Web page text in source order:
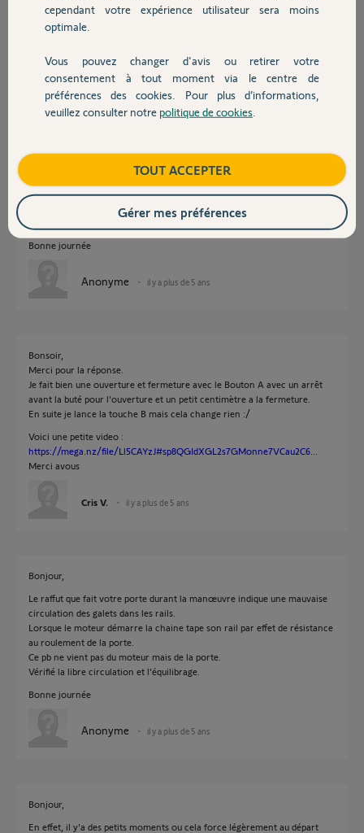
Devis avec un pro
Contact
Bonjour,
Votre porte est une Artens de chez LM.
Il faudra la refaire en veillant surtout à lâcher la touche "a" juste avant
que la panneau supérieur ne vienne en contact avec le joint de dormant
(~1cm).
Actuellement, la chaine est trop en traction porte fermée, ce qui crée
Bonne journée
Anonyme il y a plus de 5 ans
Bonsoir,
Merci pour la réponse.
Je fait bien une ouverture et fermeture avec le Bouton A avec un arrêt
avant la buté pour l'ouverture et un petit centimètre a la fermeture.
En suite je lance la touche B mais cela change rien :/
Voici une petite video :
https://mega.nz/file/Ll5CAYzJ#sp8QGIdXGL2s7GMonne7VCau2C6...
Merci avous
Cris V. il y a plus de 5 ans
Bonjour,
Le raffut que fait votre porte durant la manœuvre indique une mauvaise
circulation des galets dans les rails.
Lorsque le moteur démarre la chaine tape son rail par effet de résistance
au roulement de la porte.
Ce pb ne vient pas du moteur mais de la porte.
Vérifié la libre circulation et l'équilibrage.
Bonne journée
Anonyme il y a plus de 5 ans
Bonjour,
En effet, il y'a des petits moments ou cela force légèrement au départ
cependant votre expérience utilisateur sera moins
optimale.
Vous pouvez changer d'avis ou retirer votre
consentement à tout moment via le centre de
préférences des cookies. Pour plus d’informations,
veuillez consulter notre politique de cookies
TOUT ACCEPTER
Gérer mes préférences